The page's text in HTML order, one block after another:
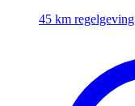
45 km regelgeving